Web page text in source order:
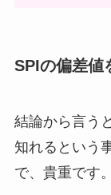
SPIの偏差値
結論から言うと
知れるという
で、貴重です。